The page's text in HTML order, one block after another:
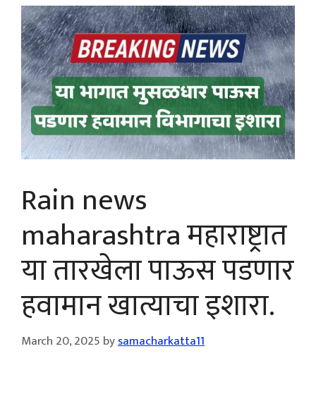
Rain news
maharashtra महाराष्ट्रात
या तारखेला पाऊस पडणार
हवामान खात्याचा इशारा.
March 20, 2025 bysamacharkatta11